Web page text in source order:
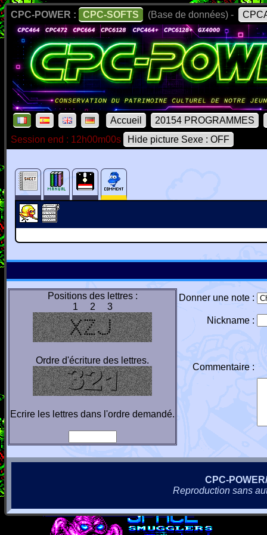
CPC-POWER : CPC-SOFTS (Base de données) -
Accueil
20154 PROGRAMMES
Session end : 12h00m00s
Hide picture Sexe : OFF
Positions des lettres :
1 2 3
Ordre d'écriture des lettres.
Ecrire les lettres dans l'ordre demandé.
Donner une note :
Nickname :
Commentaire :
CPC-
Reproduction sans